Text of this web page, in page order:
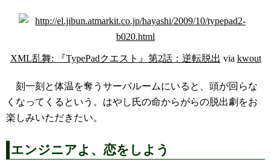
XML乱舞: 『TypePadクエスト』第2話：逆転脱出 via kwout
刻一刻と体温を奪うサーバルームにいると、頭が回らな
くなってくるという。はやし氏の命からがらの脱出劇をお
楽しみいただきたい。
エンジニアよ、恋をしよう